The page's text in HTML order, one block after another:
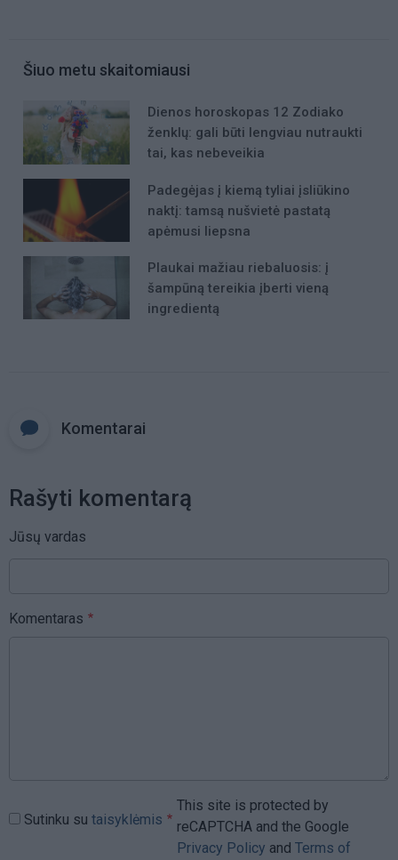
Šiuo metu skaitomiausi
Dienos horoskopas 12 Zodiako
ženklų: gali būti lengviau nutraukti
tai, kas nebeveikia
Padegėjas į kiemą tyliai įsliūkino
naktį: tamsą nušvietė pastatą
apėmusi liepsna
Plaukai mažiau riebaluosis: į
šampūną tereikia įberti vieną
ingredientą
Komentarai
Rašyti komentarą
Jūsų vardas
Komentaras
Sutinku su taisyklėmis
This site is protected by
reCAPTCHA and the Google
Privacy Policy and Terms of